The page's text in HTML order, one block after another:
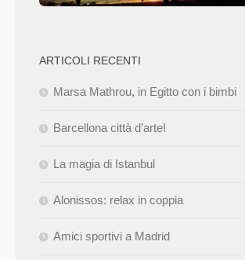
ARTICOLI RECENTI
Marsa Mathrou, in Egitto con i bimbi
Barcellona città d’arte!
La magia di Istanbul
Alonissos: relax in coppia
Amici sportivi a Madrid